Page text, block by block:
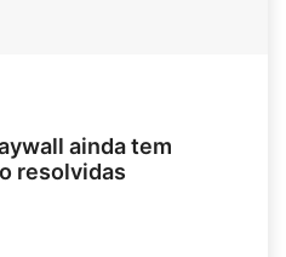
ainda tem
resolvidas